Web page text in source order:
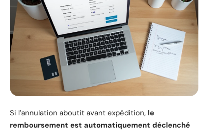
Si l’annulation aboutit avant expédition, le
remboursement est automatiquement déclenché